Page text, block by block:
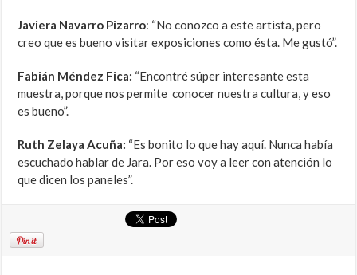
Javiera Navarro Pizarro: “No conozco a este artista, pero
creo que es bueno visitar exposiciones como ésta. Me gustó”.
Fabián Méndez Fica: “Encontré súper interesante esta
muestra, porque nos permite conocer nuestra cultura, y eso
es bueno”.
Ruth Zelaya Acuña: “Es bonito lo que hay aquí. Nunca había
escuchado hablar de Jara. Por eso voy a leer con atención lo
que dicen los paneles”.